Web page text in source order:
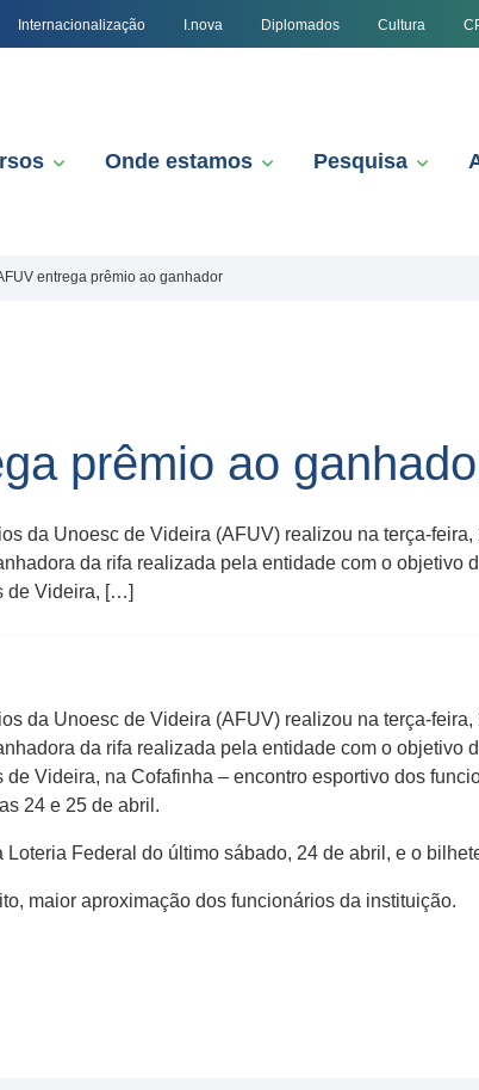
Internacionalização I.nova Diplomados Cultura
Onde estamos Pesquisa
entrega prêmio ao ganhador
prêmio ao
da Unoesc de Videira (AFUV) realizou na terça-
da rifa realizada pela entidade com o
de Videira, […]
da Unoesc de Videira (AFUV) realizou na terça-
da rifa realizada pela entidade com o
de Videira, na Cofafinha – encontro esportivo dos
24 e 25 de abril.
Federal do último sábado, 24 de abril, e o
maior aproximação dos funcionários da instituição.